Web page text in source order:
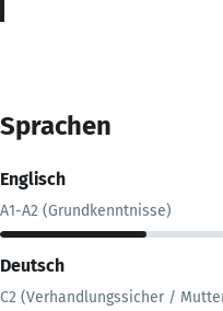
Sprachen
Englisch
A1-A2 (Grundkenntnisse)
Deutsch
C2 (Verhandlungssicher /